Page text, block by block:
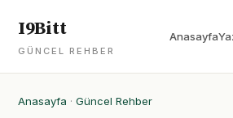
I9Bitt
GÜNCEL REHBER
Anasayfa
Anasayfa · Güncel Rehber